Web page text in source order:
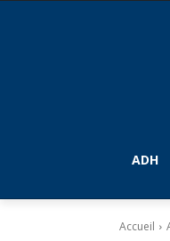
ADH
Accueil